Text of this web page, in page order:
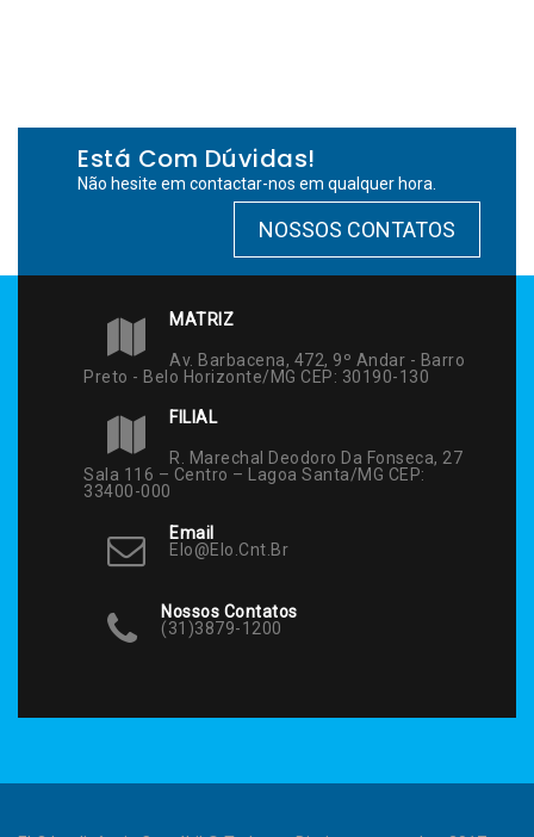
Está Com Dúvidas!
Não hesite em contactar-nos em qualquer hora.
NOSSOS CONTATOS
MATRIZ
Av. Barbacena, 472, 9º Andar - Barro
Preto - Belo Horizonte/MG CEP: 30190-130
FILIAL
R. Marechal Deodoro Da Fonseca, 27
Sala 116 – Centro – Lagoa Santa/MG CEP:
33400-000
Email
Elo@elo.cnt.br
Nossos Contatos
(31)3879-1200